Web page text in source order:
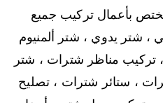
بأعمال تركيب جميع
، شتر يدوي ، شتر ألمنيوم
تركيب مناظر شترات ، شتر
، ستائر شترات ، تصليح